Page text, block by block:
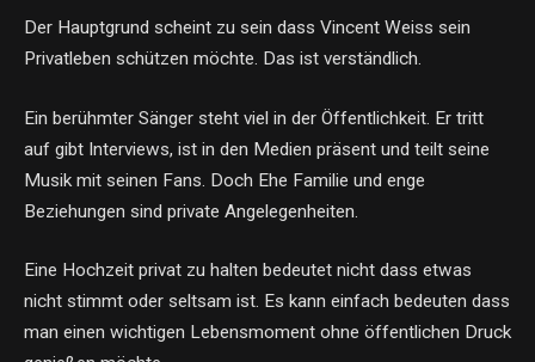
Der Hauptgrund scheint zu sein dass Vincent Weiss sein
Privatleben schützen möchte. Das ist verständlich.
Ein berühmter Sänger steht viel in der Öffentlichkeit. Er tritt
auf gibt Interviews, ist in den Medien präsent und teilt seine
Musik mit seinen Fans. Doch Ehe Familie und enge
Beziehungen sind private Angelegenheiten.
Eine Hochzeit privat zu halten bedeutet nicht dass etwas
nicht stimmt oder seltsam ist. Es kann einfach bedeuten dass
man einen wichtigen Lebensmoment ohne öffentlichen Druck